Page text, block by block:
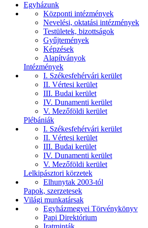
Egyházunk
Központi intézmények
Nevelési, oktatási intézmények
Testületek, bizottságok
Gyűjtemények
Képzések
Alapítványok
Intézmények
I. Székesfehérvári kerület
II. Vértesi kerület
III. Budai kerület
IV. Dunamenti kerület
V. Mezőföldi kerület
Plébániák
I. Székesfehérvári kerület
II. Vértesi kerület
III. Budai kerület
IV. Dunamenti kerület
V. Mezőföldi kerület
Lelkipásztori körzetek
Elhunytak 2003-tól
Papok, szerzetesek
Világi munkatársak
Egyházmegyei Törvénykönyv
Papi Direktórium
Iratminták